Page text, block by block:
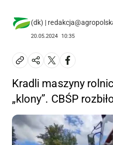
(dk) |
20.05.2024 10:35
Kradli maszyny
„klony”. CBŚP